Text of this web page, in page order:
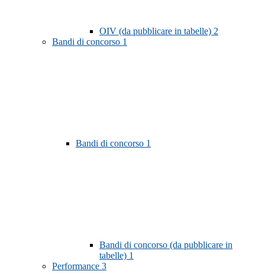
OIV (da pubblicare in tabelle) 2
Bandi di concorso 1
Bandi di concorso 1
Bandi di concorso (da pubblicare in
tabelle) 1
Performance 3